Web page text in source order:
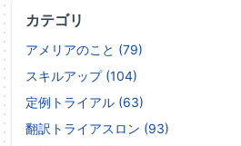
カテゴリ
アメリアのこと (79)
スキルアップ (104)
定例トライアル (63)
翻訳トライアスロン (93)